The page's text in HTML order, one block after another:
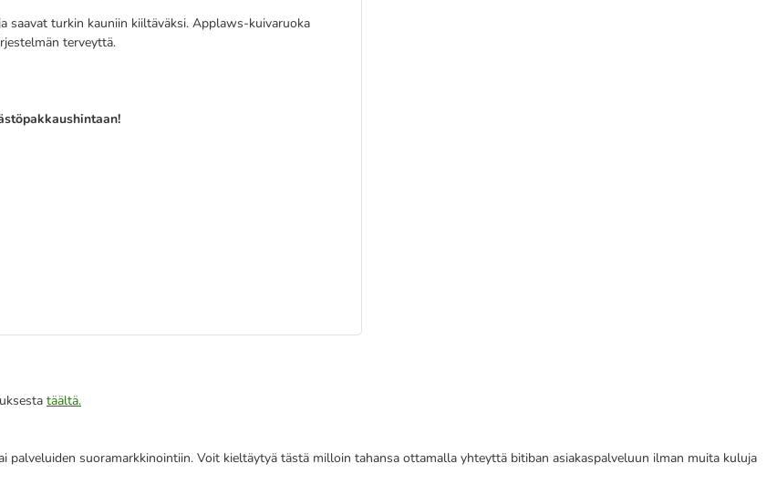
saavat turkin kauniin kiiltäväksi. Applaws-kuivaruoka
terveyttä.
täältä.
suoramarkkinointiin. Voit kieltäytyä tästä milloin tahansa ottamalla yhteyttä bitiban asiakaspalveluun ilman muita kuluja